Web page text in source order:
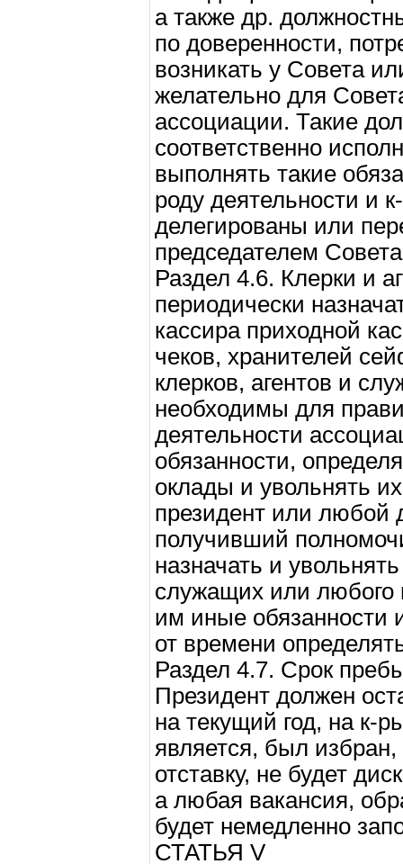
а также др.
по доверенности,
возникать у Совета
желательно для
ассоциации. Такие
соответственно
выполнять такие
роду деятельности и
делегированы или
председателем
Раздел 4.6. Клерки и
периодически
кассира приходной
чеков, хранителей
клерков, агентов и
необходимы для
деятельности
обязанности,
оклады и увольнять
президент или любой
получивший
назначать и
служащих или любого
им иные обязанности
от времени
Раздел 4.7. Срок
Президент должен
на текущий год, на к-
является, был избран,
отставку, не будет
а любая вакансия,
будет немедленно
СТАТЬЯ V